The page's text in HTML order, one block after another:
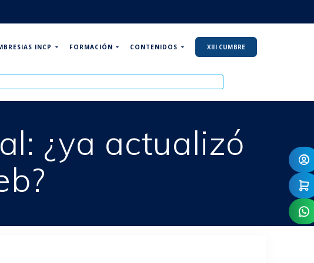
INCP FORMACIÓN CONTENIDOS XIII CUMBRE
¿ya actualizó